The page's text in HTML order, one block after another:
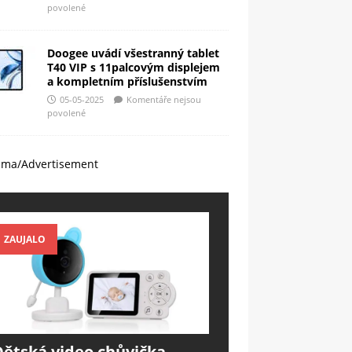
povolené
Doogee uvádí všestranný tablet
T40 VIP s 11palcovým displejem
a kompletním příslušenstvím
05-05-2025
Komentáře nejsou
povolené
Advertisement
ZAUJALO